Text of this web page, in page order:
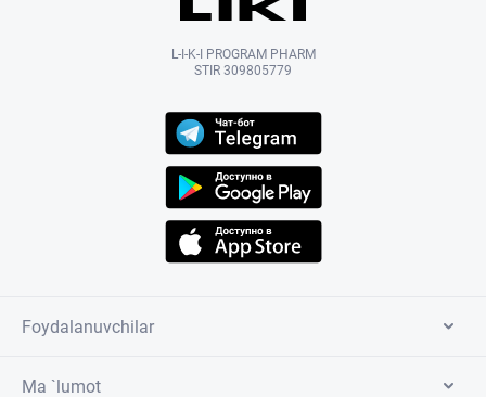
L-I-K-I PROGRAM PHARM
STIR 309805779
Foydalanuvchilar
Ma `lumot